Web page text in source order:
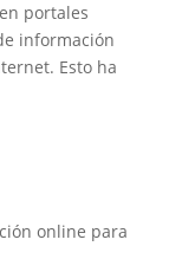
portales
información
Esto ha
online para